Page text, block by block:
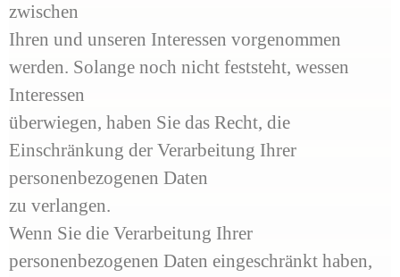
zwischen
Ihren und unseren Interessen vorgenommen
werden. Solange noch nicht feststeht, wessen
Interessen
überwiegen, haben Sie das Recht, die
Einschränkung der Verarbeitung Ihrer
personenbezogenen Daten
zu verlangen.
Wenn Sie die Verarbeitung Ihrer
personenbezogenen Daten eingeschränkt haben,